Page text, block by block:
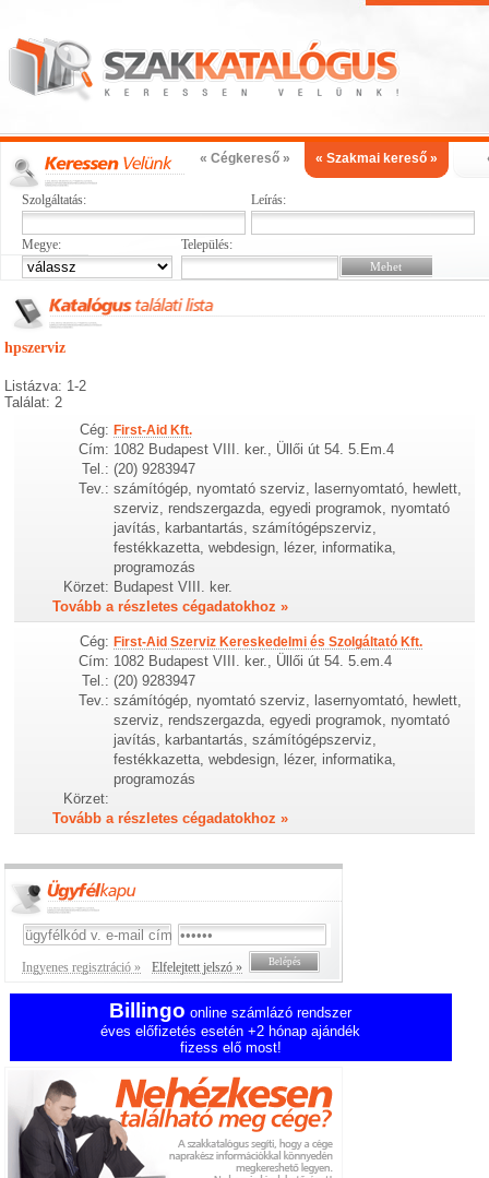
« Cégkereső » « Szakmai kereső »
Szolgáltatás: Leírás:
Megye: Település:
hpszerviz
Listázva: 1-2
Találat: 2
Cég: First-Aid Kft.
Cím: 1082 Budapest VIII. ker., Üllői út 54. 5.Em.4
Tel.: (20) 9283947
Tev.: számítógép, nyomtató szerviz, lasernyomtató, hewlett,
szerviz, rendszergazda, egyedi programok, nyomtató
javítás, karbantartás, számítógépszerviz,
festékkazetta, webdesign, lézer, informatika,
programozás
Körzet: Budapest VIII. ker.
Tovább a részletes cégadatokhoz »
Cég: First-Aid Szerviz Kereskedelmi és Szolgáltató Kft.
Cím: 1082 Budapest VIII. ker., Üllői út 54. 5.em.4
Tel.: (20) 9283947
Tev.: számítógép, nyomtató szerviz, lasernyomtató, hewlett,
szerviz, rendszergazda, egyedi programok, nyomtató
javítás, karbantartás, számítógépszerviz,
festékkazetta, webdesign, lézer, informatika,
programozás
Körzet:
Tovább a részletes cégadatokhoz »
Ingyenes regisztráció » Elfelejtett jelszó »
Billingo online számlázó rendszer
éves előfizetés esetén +2 hónap ajándék
fizess elő most!